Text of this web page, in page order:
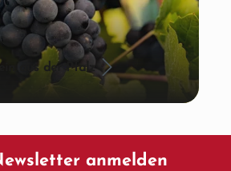
aus der Pfalz
anmelden